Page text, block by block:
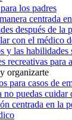
los padres
centrada
después de la
con el médico
y las habilidades
recreativas para
organizarte
para casos de
no puedas cuidar
centrada en la